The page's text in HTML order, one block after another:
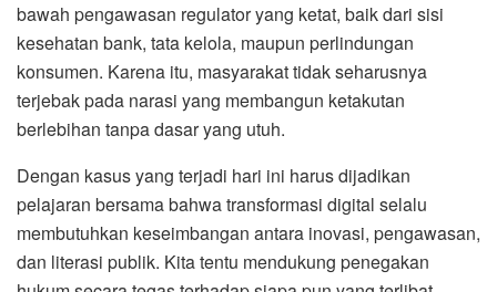
bawah pengawasan regulator yang ketat, baik dari sisi
kesehatan bank, tata kelola, maupun perlindungan
konsumen. Karena itu, masyarakat tidak seharusnya
terjebak pada narasi yang membangun ketakutan
berlebihan tanpa dasar yang utuh.
Dengan kasus yang terjadi hari ini harus dijadikan
pelajaran bersama bahwa transformasi digital selalu
membutuhkan keseimbangan antara inovasi, pengawasan,
dan literasi publik. Kita tentu mendukung penegakan